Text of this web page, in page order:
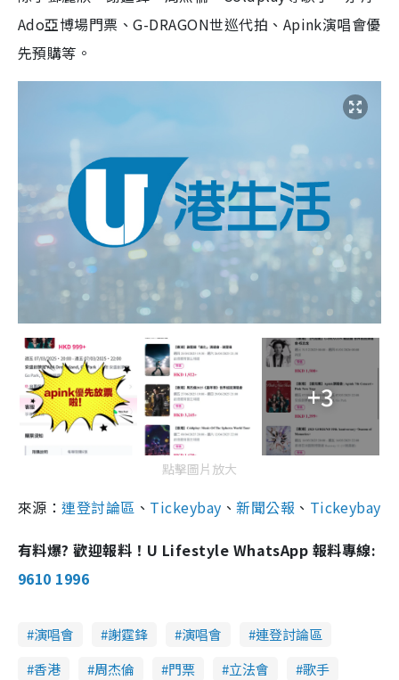
Ado亞博場門票、G-DRAGON世巡代拍、Apink演唱會優
先預購等。
+3
點擊圖片放大
來源：連登討論區 、 Tickeybay 、新聞公報 、 Tickeybay
有料爆? 歡迎報料！U Lifestyle WhatsApp 報料專線:
9610 1996
演唱會 謝霆鋒 演唱會
連登討論區
香港
周杰倫 門票 立法會
歌手